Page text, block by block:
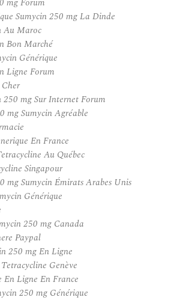
Sumycin 250 mg La Dinde
Au Maroc
Bon Marché
Générique
Ligne Forum
mg Sur Internet Forum
mg Sumycin Agréable
En France
Au Québec
Singapour
mg Sumycin Émirats Arabes Unis
Générique
250 mg Canada
Paypal
250 mg En Ligne
Genève
Ligne En France
250 mg Générique